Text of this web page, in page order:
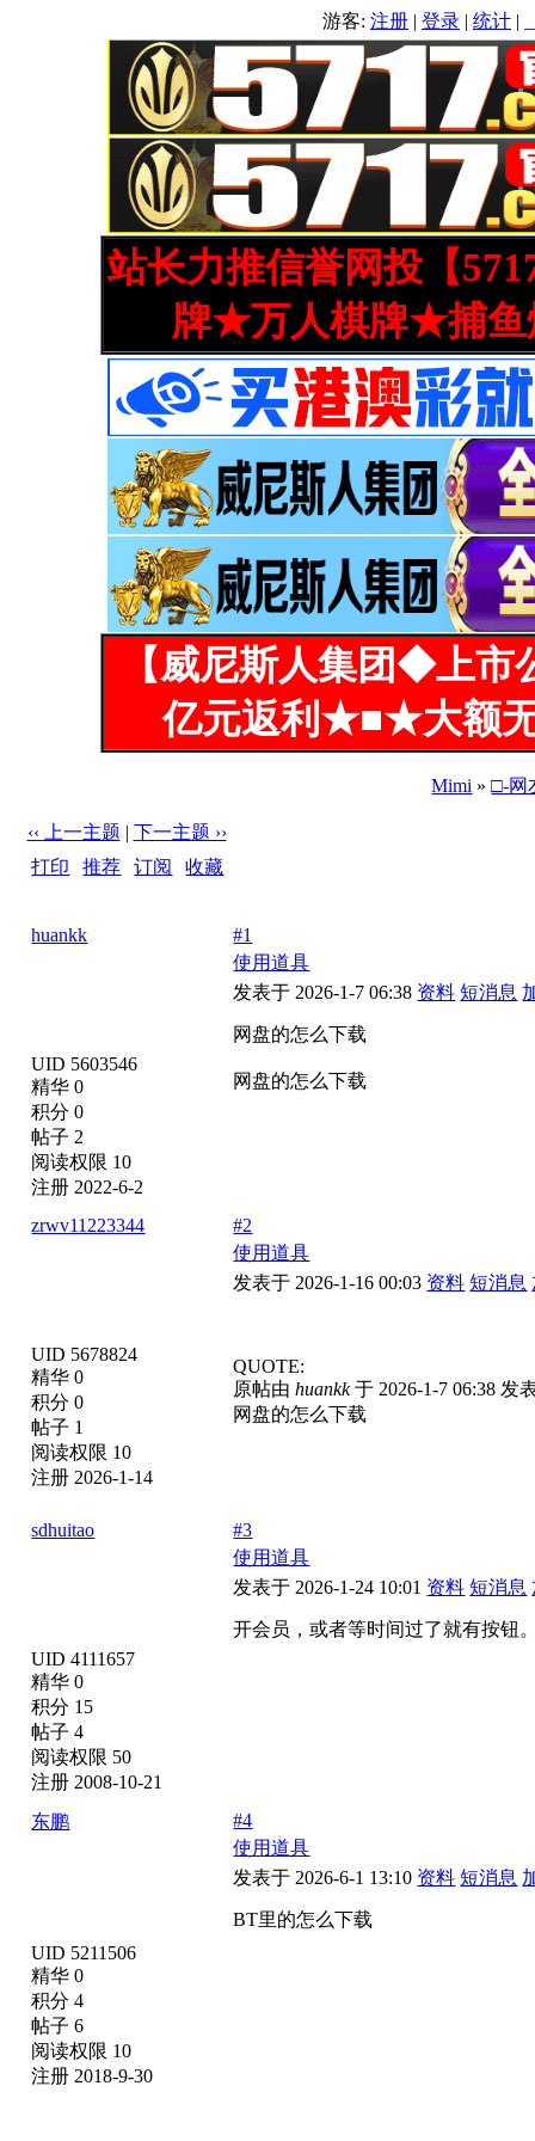
游客: 注册 | 登录 | 统计 |
站长力推信誉网投【
牌★万人棋牌★捕鱼
【威尼斯人集团◆上
亿元返利★■★大额
Mimi »□-网
‹‹ 上一主题 | 下一主题 ››
打印 |推荐 |订阅 |收藏
huankk
UID 5603546
精华 0
积分 0
帖子 2
阅读权限 10
注册 2022-6-2
#1
使用道具
发表于 2026-1-7 06:38 资料 短消息
网盘的怎么下载
网盘的怎么下载
zrwv11223344
UID 5678824
精华 0
积分 0
帖子 1
阅读权限 10
注册 2026-1-14
#2
使用道具
发表于 2026-1-16 00:03 资料 短消息
QUOTE:
原帖由huankk于 2026-1-7 06:38 发
网盘的怎么下载
sdhuitao
UID 4111657
精华 0
积分 15
帖子 4
阅读权限 50
注册 2008-10-21
#3
使用道具
发表于 2026-1-24 10:01 资料 短消息
开会员，或者等时间过了就有按钮
东鹏
UID 5211506
精华 0
积分 4
帖子 6
阅读权限 10
注册 2018-9-30
#4
使用道具
发表于 2026-6-1 13:10 资料 短消息
BT里的怎么下载